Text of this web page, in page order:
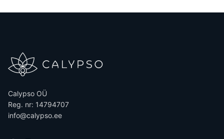
Calypso OÜ
Reg. nr: 14794707
info@calypso.ee